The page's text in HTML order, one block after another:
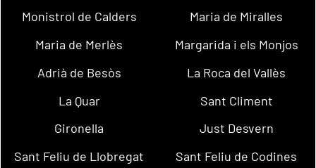
Monistrol de Calders
Maria de Miralles
Maria de Merlès
Margarida i els Monjos
Adrià de Besòs
La Roca del Vallès
La Quar
Sant Climent
Gironella
Just Desvern
Sant Feliu de Llobregat
Sant Feliu de Codines